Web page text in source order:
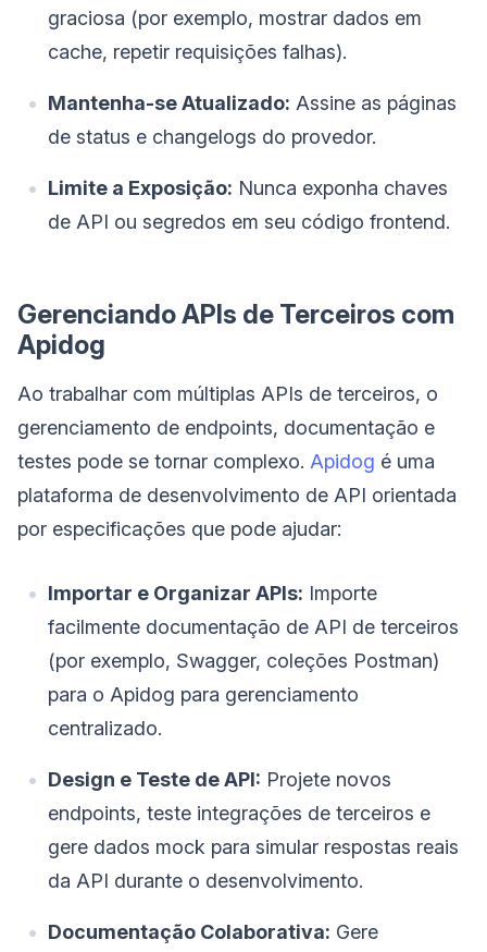
graciosa (por exemplo, mostrar dados em
cache, repetir requisições falhas).
Mantenha-se Atualizado: Assine as páginas
de status e changelogs do provedor.
Limite a Exposição: Nunca exponha chaves
de API ou segredos em seu código frontend.
Gerenciando APIs de Terceiros com
Apidog
Ao trabalhar com múltiplas APIs de terceiros, o
gerenciamento de endpoints, documentação e
testes pode se tornar complexo. Apidog é uma
plataforma de desenvolvimento de API orientada
por especificações que pode ajudar:
Importar e Organizar APIs: Importe
facilmente documentação de API de terceiros
(por exemplo, Swagger, coleções Postman)
para o Apidog para gerenciamento
centralizado.
Design e Teste de API: Projete novos
endpoints, teste integrações de terceiros e
gere dados mock para simular respostas reais
da API durante o desenvolvimento.
Documentação Colaborativa: Gere